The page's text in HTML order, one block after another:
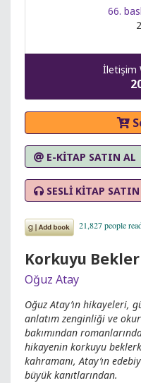
66.
İletişim
E-KİTAP SATIN AL
SESLİ KİTAP
Korkuyu
Oğuz Atay
Oğuz Atay’ın hikayeleri,
anlatım zenginliği ve
bakımından
hikayenin korkuyu
kahramanı, Atay’ın
büyük kanıtlarından.